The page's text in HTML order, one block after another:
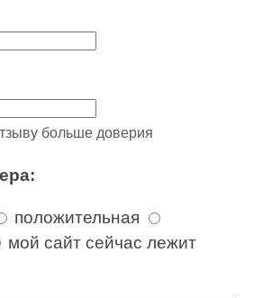
больше доверия
положительная
мой сайт сейчас лежит